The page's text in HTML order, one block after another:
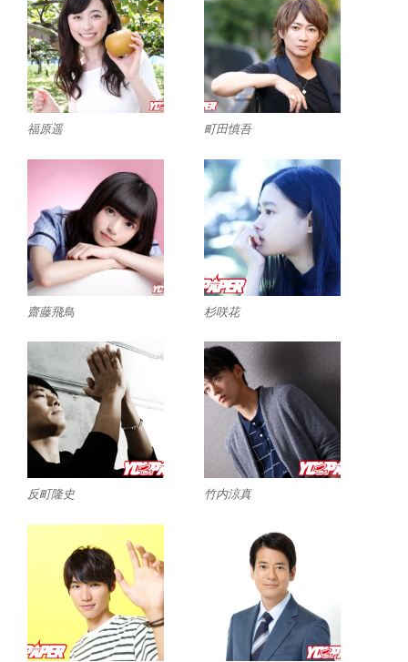
福原遥 町田慎吾
齋藤飛鳥 杉咲花
反町隆史 竹内涼真